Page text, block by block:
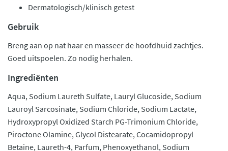
Dermatologisch/klinisch getest
Gebruik
Breng aan op nat haar en masseer de hoofdhuid zachtjes.
Goed uitspoelen. Zo nodig herhalen.
Ingrediënten
Aqua, Sodium Laureth Sulfate, Lauryl Glucoside, Sodium
Lauroyl Sarcosinate, Sodium Chloride, Sodium Lactate,
Hydroxypropyl Oxidized Starch PG-Trimonium Chloride,
Piroctone Olamine, Glycol Distearate, Cocamidopropyl
Betaine, Laureth-4, Parfum, Phenoxyethanol, Sodium